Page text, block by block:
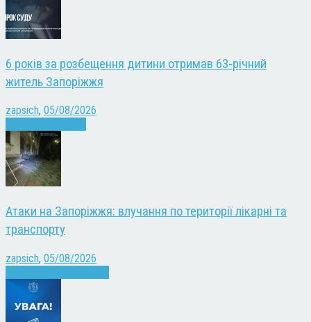
6 років за розбещення дитини отримав 63-річний
житель Запоріжжя
zapsich, 05/08/2026
Атаки на Запоріжжя: влучання по території лікарні та
транспорту
zapsich, 05/08/2026